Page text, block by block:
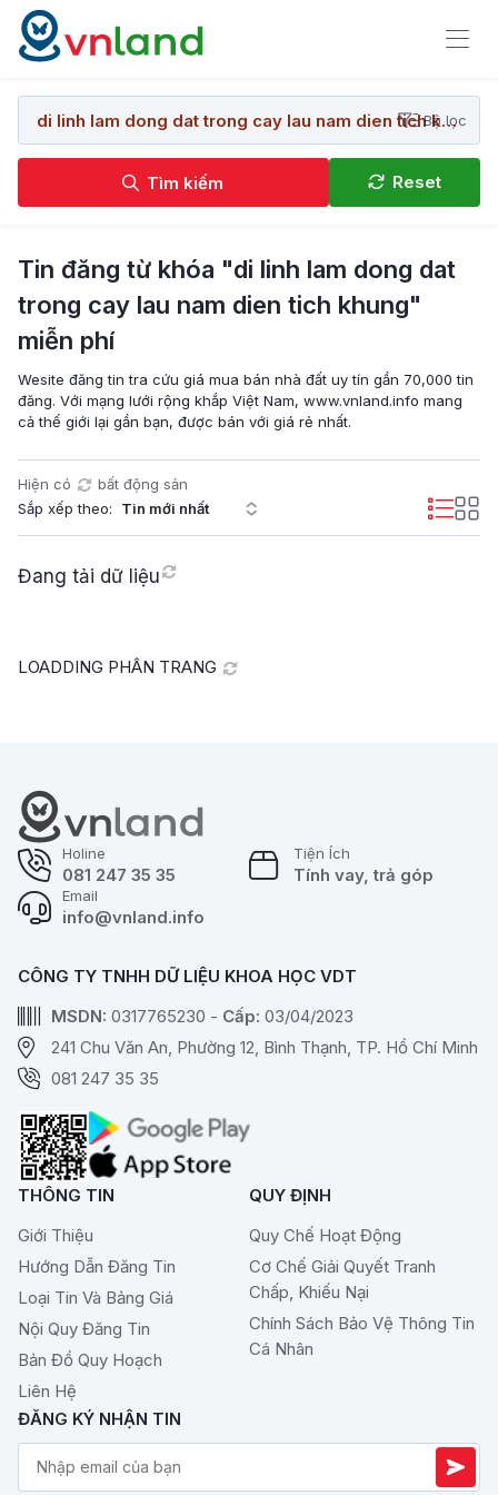
Bộ lọc
Tìm kiếm Reset
Tin đăng từ khóa "di linh lam dong dat
trong cay lau nam dien tich khung"
miễn phí
Wesite đăng tin tra cứu giá mua bán nhà đất uy tín gần 70,000 tin
đăng. Với mạng lưới rộng khắp Việt Nam, www.vnland.info mang
cả thế giới lại gần bạn, được bán với giá rẻ nhất.
Hiện có
bất động sản
Sắp xếp theo:
Đang tải dữ liệu
LOADDING PHÂN TRANG
Holine
081 247 35 35
Tiện Ích
Tính vay, trả góp
Email
info@vnland.info
CÔNG TY TNHH DỮ LIỆU KHOA HỌC VDT
MSDN: 0317765230 - Cấp: 03/04/2023
241 Chu Văn An, Phường 12, Bình Thạnh, TP. Hồ Chí Minh
081 247 35 35
THÔNG TIN
Giới Thiệu
Hướng Dẫn Đăng Tin
Loại Tin Và Bảng Giá
Nội Quy Đăng Tin
Bản Đồ Quy Hoạch
Liên Hệ
QUY ĐỊNH
Quy Chế Hoạt Động
Cơ Chế Giải Quyết Tranh
Chấp, Khiếu Nại
Chính Sách Bảo Vệ Thông Tin
Cá Nhân
ĐĂNG KÝ NHẬN TIN